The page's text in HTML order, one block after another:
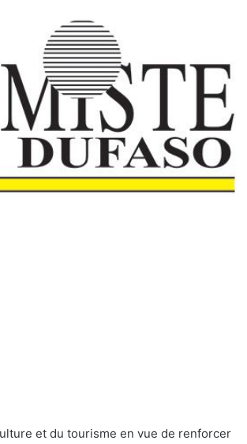
et du tourisme en vue de renforcer